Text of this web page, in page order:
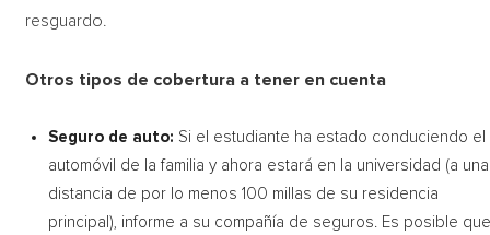
resguardo.
Otros tipos de cobertura a tener en cuenta
Seguro de auto: Si el estudiante ha estado conduciendo el
automóvil de la familia y ahora estará en la universidad (a una
distancia de por lo menos 100 millas de su residencia
principal), informe a su compañía de seguros. Es posible